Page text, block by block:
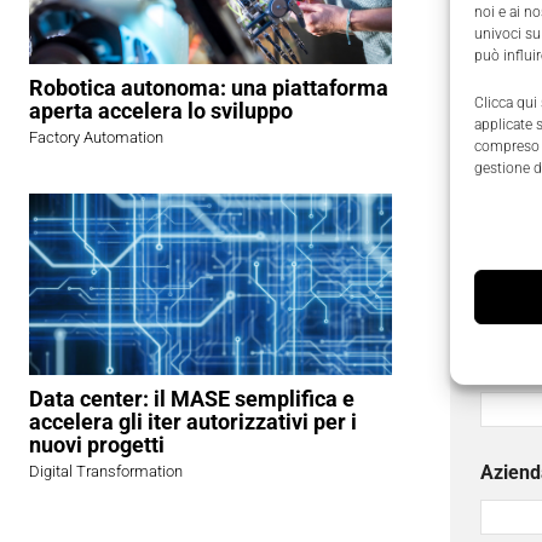
noi e ai
univoci
può
Clicca qui
applicate
gestione
Robotica autonoma: una piattaforma
aperta accelera lo sviluppo
Factory Automation
Data center: il MASE semplifica e
accelera gli iter autorizzativi per i
nuovi progetti
Digital Transformation
avvale
I